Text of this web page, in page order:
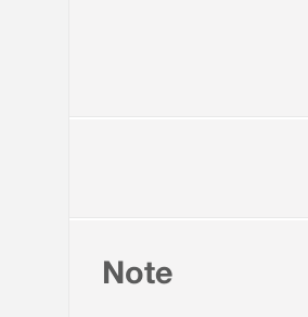
Note